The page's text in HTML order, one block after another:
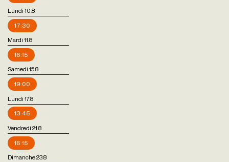
Lundi 10.8
17:30
Mardi 11.8
16:15
Samedi 15.8
19:00
Lundi 17.8
13:45
Vendredi 21.8
16:15
Dimanche 23.8